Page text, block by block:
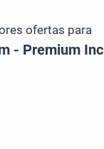
ofertas para
- Premium